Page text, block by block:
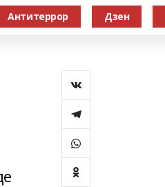
Антитеррор Дзен